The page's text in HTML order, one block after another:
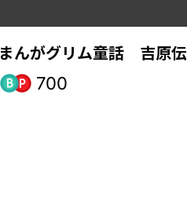
まんがグリム童話 吉原
700